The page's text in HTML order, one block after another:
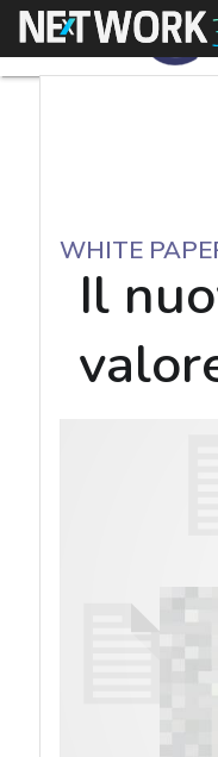
Menu
WHITE
Il